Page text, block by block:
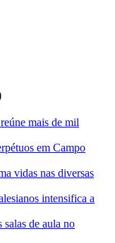
mais de mil
em Campo
vidas nas diversas
intensifica a
salas de aula no